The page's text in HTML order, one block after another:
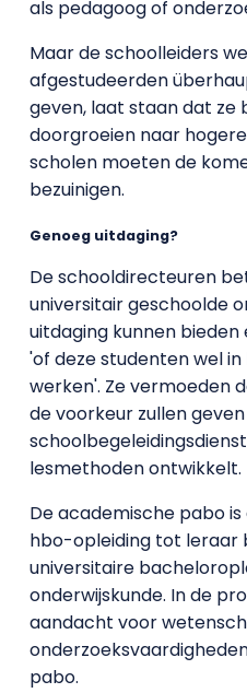
als pedagoog of
Maar de schoolleiders
afgestudeerden
geven, laat staan dat ze
doorgroeien naar
scholen moeten de
bezuinigen.
Genoeg uitdaging?
De schooldirecteuren
universitair geschoolde
uitdaging kunnen
'of deze studenten wel
werken'. Ze vermoeden
de voorkeur zullen
lesmethoden ontwikkelt.
De academische pabo
hbo-opleiding tot leraar
universitaire
onderwijskunde. In de
aandacht voor
pabo.